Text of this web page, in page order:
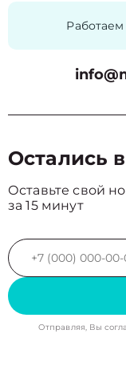
Работаем
Остались
Оставьте свой
за 15 минут
Отправляя, Вы